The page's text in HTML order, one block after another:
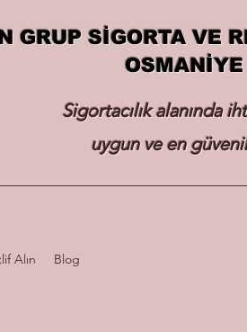
GRUP SİGORTA VE
Sigortacılık alanında
uygun ve en
Alın Blog